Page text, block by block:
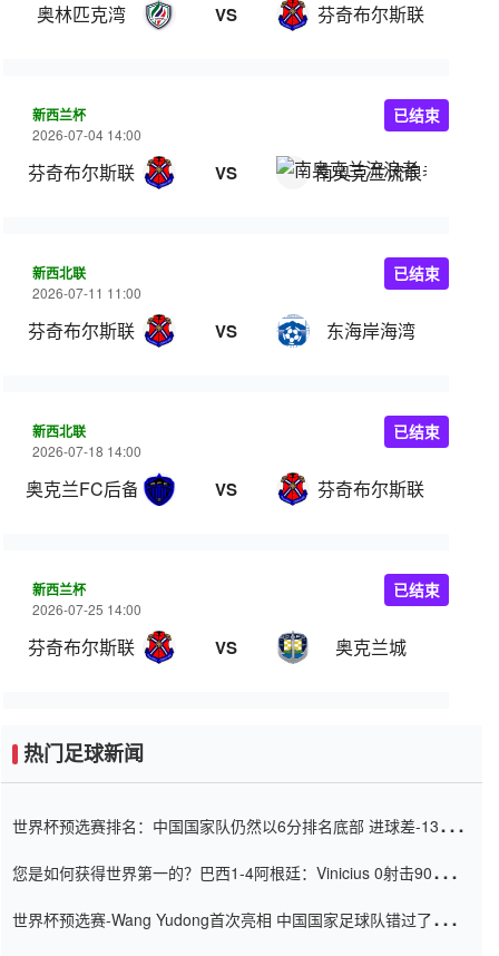
奥林匹克湾 VS 芬奇布尔斯联
新西兰杯
2026-07-04 14:00
芬奇布尔斯联 VS 南奥克兰流浪者
已结束
新西北联
2026-07-11 11:00
芬奇布尔斯联 VS 东海岸海湾
已结束
新西北联
2026-07-18 14:00
奥克兰FC后备队 VS 芬奇布尔斯联
已结束
新西兰杯
2026-07-25 14:00
芬奇布尔斯联 VS 奥克兰城
已结束
热门足球新闻
世界杯预选赛排名：中国国家队仍然以6分排名底部 进球差-13令人
您是如何获得世界第一的？巴西1-4阿根廷：Vinicius 0射击90分钟
世界杯预选赛-Wang Yudong首次亮相 中国国家足球队错过了世界